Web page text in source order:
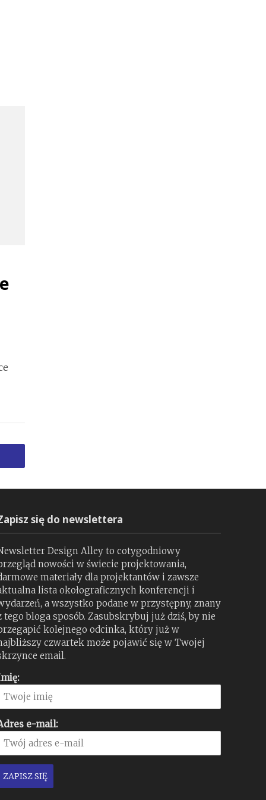
się do newslettera
Design Alley to cotygodniowy
nowości w świecie projektowania,
materiały dla projektantów i zawsze
lista okołograficznych konferencji i
a wszystko podane w przystępny, znany
tego bloga sposób. Zasubskrybuj już dziś, by nie
kolejnego odcinka, który już w
czwartek może pojawić się w Twojej
email.
e-mail: